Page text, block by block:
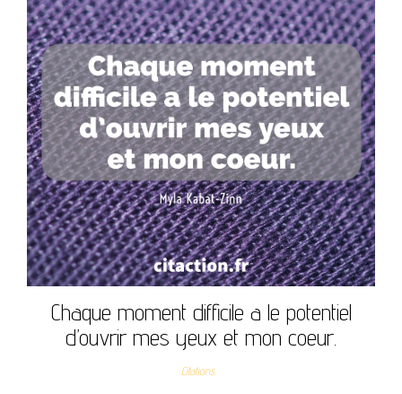
Chaque moment difficile a le potentiel
d’ouvrir mes yeux et mon coeur.
Citations